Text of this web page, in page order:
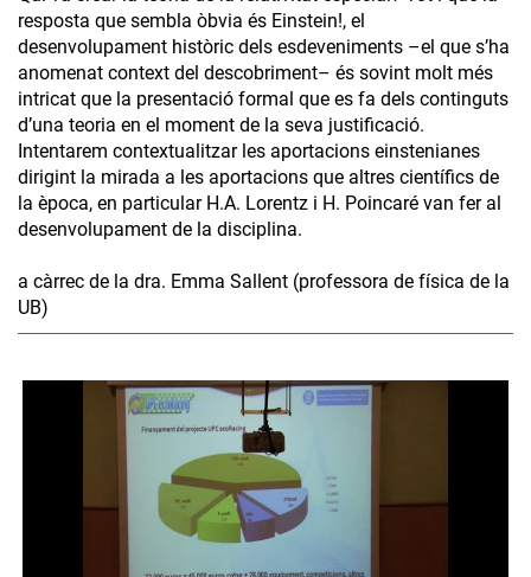
resposta que sembla òbvia és Einstein!, el
desenvolupament històric dels esdeveniments –el que s’ha
anomenat context del descobriment– és sovint molt més
intricat que la presentació formal que es fa dels continguts
d’una teoria en el moment de la seva justificació.
Intentarem contextualitzar les aportacions einstenianes
dirigint la mirada a les aportacions que altres científics de
la època, en particular H.A. Lorentz i H. Poincaré van fer al
desenvolupament de la disciplina.
a càrrec de la dra. Emma Sallent (professora de física de la
UB)